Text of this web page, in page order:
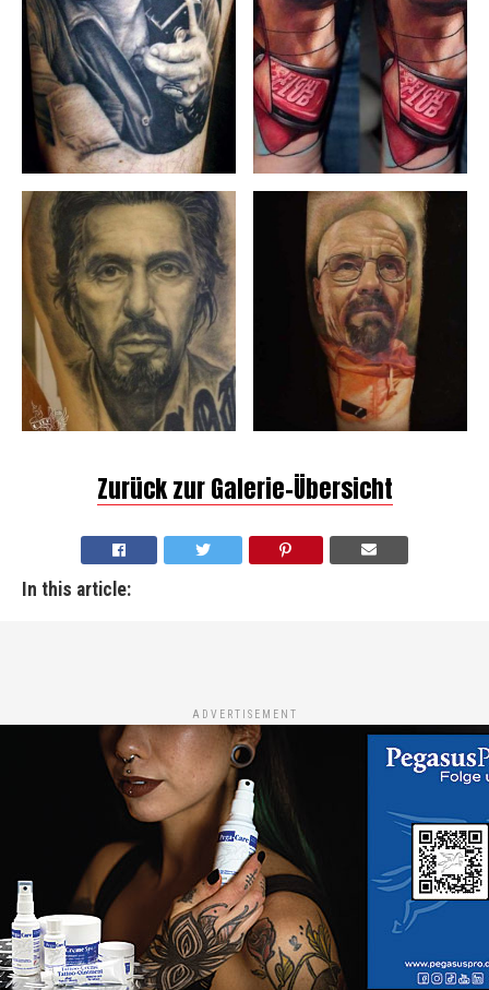
Zurück zur Galerie-Übersicht
In this article:
ADVERTISEMENT